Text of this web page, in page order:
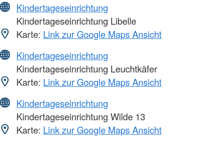
Kindertageseinrichtung
Kindertageseinrichtung Libelle
Karte: Link zur Google Maps Ansicht
Kindertageseinrichtung
Kindertageseinrichtung Leuchtkäfer
Karte: Link zur Google Maps Ansicht
Kindertageseinrichtung
Kindertageseinrichtung Wilde 13
Karte: Link zur Google Maps Ansicht